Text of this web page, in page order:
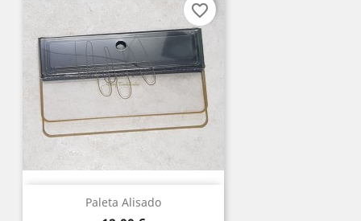
Paleta Alisado
favorite_border